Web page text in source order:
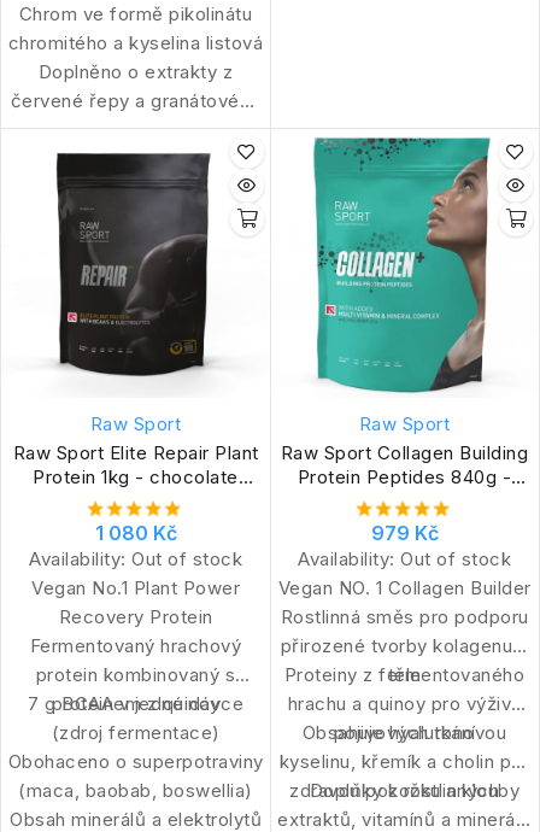
Chrom ve formě pikolinátu
chromitého a kyselina listová
Doplněno o extrakty z
červené řepy a granátového
jablka
Raw Sport
Raw Sport Elite Repair Plant
Protein 1kg - chocolate
peanut
1 080 Kč
Availability: Out of stock
Vegan No.1 Plant Power
Recovery Protein
Fermentovaný hrachový
protein kombinovaný s
proteinem z quinoy
7 g BCAA v jedné dávce
(zdroj fermentace)
Obohaceno o superpotraviny
(maca, baobab, boswellia)
Obsah minerálů a elektrolytů
Raw Sport
Raw Sport Collagen Building
Protein Peptides 840g -
slaný karamel
979 Kč
Availability: Out of stock
Vegan NO. 1 Collagen Builder
Rostlinná směs pro podporu
přirozené tvorby kolagenu v
těle
Proteiny z fermentovaného
hrachu a quinoy pro výživu
pojivových tkání
Obsahuje hyaluronovou
kyselinu, křemík a cholin pro
zdravou pokožku a klouby
Doplňky z rostlinných
extraktů, vitamínů a minerálů